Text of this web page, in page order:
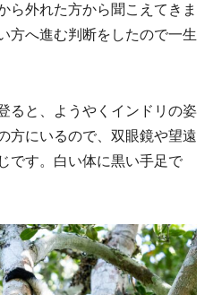
ら外れた方から聞こえてきま
方へ進む判断をしたので一生
ると、ようやくインドリの姿
方にいるので、双眼鏡や望遠
です。白い体に黒い手足で